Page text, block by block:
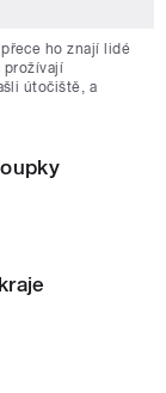
ho znají lidé
prožívají
útočiště, a